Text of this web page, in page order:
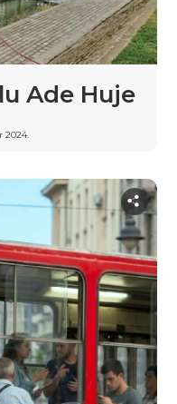
Ade Huje
2024.